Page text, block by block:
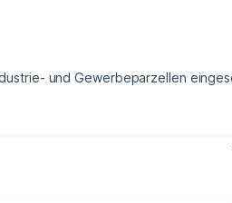
und Gewerbeparzellen